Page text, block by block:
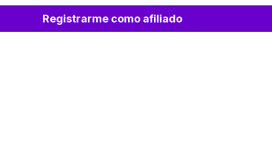
Registrarme como afiliado